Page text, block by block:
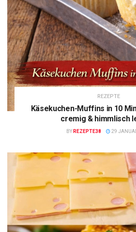
REZEPTE
Käsekuchen-Muffins in 10
cremig & himmlisch
BY REZEPTE38 29